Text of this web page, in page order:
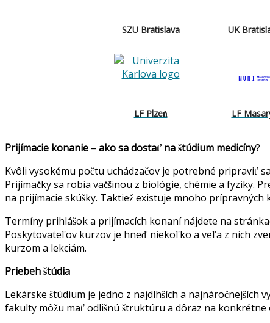
SZU Bratislava UK
LF Plzeň LF
Prijímacie konanie – ako sa dostať na štúdium medicíny?
Kvôli vysokému počtu uchádzačov je potrebné pripraviť
Prijímačky sa robia väčšinou z biológie, chémie a fyziky.
na prijímacie skúšky. Taktiež existuje mnoho prípravných
Termíny prihlášok a prijímacích konaní nájdete na
Poskytovateľov kurzov je hneď niekoľko a veľa z nich
kurzom a lekciám.
Priebeh štúdia
Lekárske štúdium je jedno z najdlhších a
fakulty môžu mať odlišnú štruktúru a dôraz na konkrétne